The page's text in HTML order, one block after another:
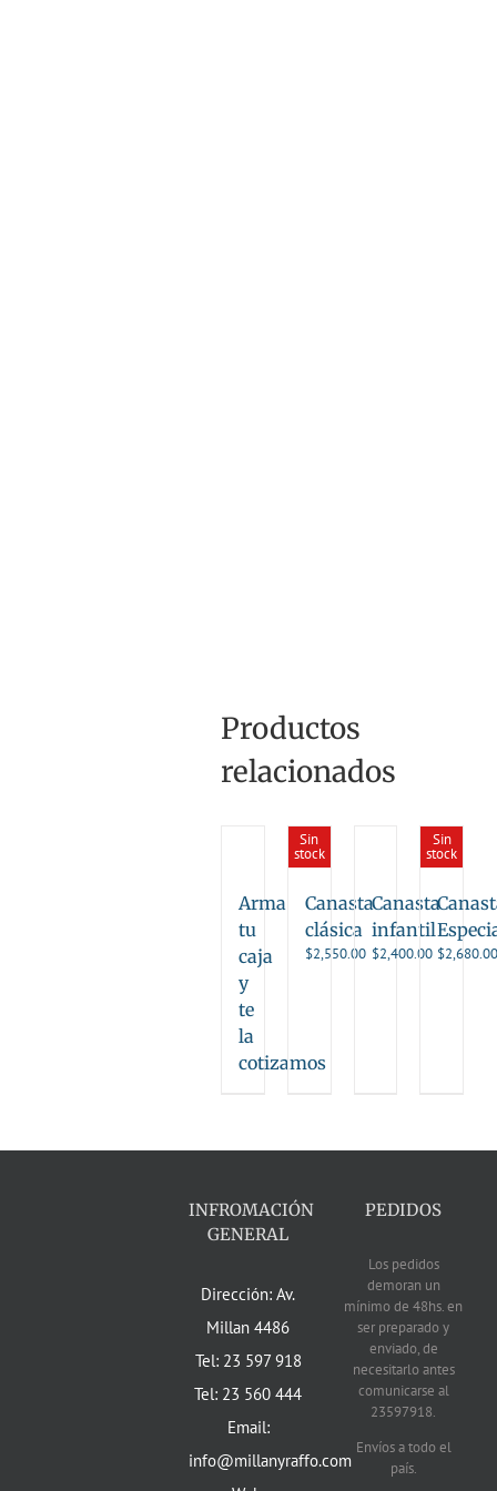
Productos
relacionados
Arma
tu
caja
y
te
la
cotizamos
Sin
stock
Canasta
clásica
$2,550.00
Canasta
infantil
$2,400.00
Sin
stock
$
INFROMACIÓN
GENERAL
Dirección: Av.
Millan 4486
Tel: 23 597 918
Tel: 23 560 444
Email:
info@millanyraffo.com
PEDIDOS
Los pedidos
demoran un
mínimo de 48hs. en
ser preparado y
enviado, de
necesitarlo antes
comunicarse al
23597918.
Envíos a todo el
país.